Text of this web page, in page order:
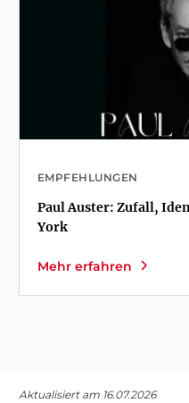
EMPFEHLUNGEN
Paul Auster: Zufall,
York
Mehr erfahren
Aktualisiert am 16.07.2026